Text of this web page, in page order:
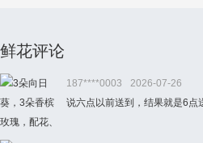
鲜花评论
187****0003
2026-07-26
说六点以前送到，结果就是6点